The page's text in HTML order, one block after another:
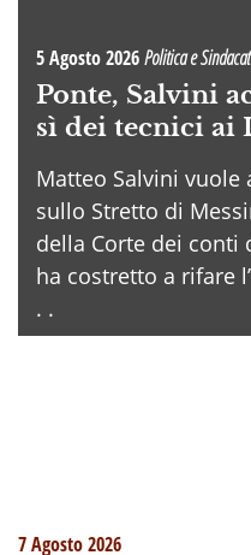
5 Agosto 2026Politica e
Ponte, Salvini
sì dei tecnici ai
Matteo Salvini vuole
sullo Stretto di
della Corte dei conti
ha costretto a rifare
. .
7 Agosto 2026